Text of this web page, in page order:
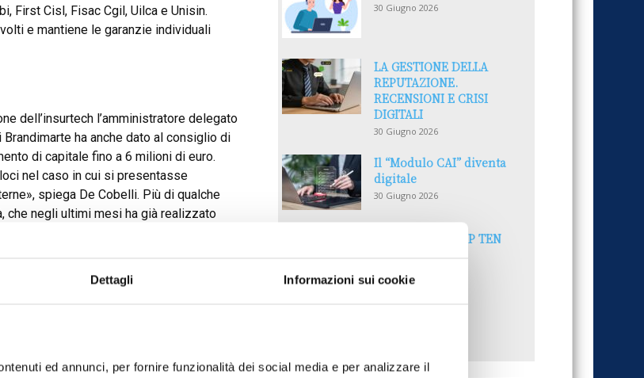
Dettagli Informazioni sui cookie
ed annunci, per fornire funzionalità dei social media e per analizzare il
First Cisl, Fisac Cgil, Uilca e Unisin.
e mantiene le garanzie individuali
dell’insurtech l’amministratore delegato
ha anche dato al consiglio di
di capitale fino a 6 milioni di euro.
nel caso in cui si presentasse
spiega De Cobelli. Più di qualche
negli ultimi mesi ha già realizzato
attivo nella distribuzione indiretta di
Uomo e Rcpolizza.it. «Grazie alle
il digitale, nell’automotive e nel
a crescere ancora per potenziare il
ancora De Cobelli che conferma
di arrivare a break even a fine anno
a fine 2024 a 12,6 milioni, in
30 Giugno 2026
LA GESTIONE DELLA
REPUTAZIONE.
RECENSIONI E CRISI
DIGITALI
30 Giugno 2026
Il “Modulo CAI” diventa
digitale
30 Giugno 2026
PREMI 2025. I TOP TEN
30 Giugno 2026